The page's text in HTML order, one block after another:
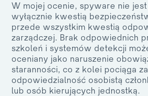
W mojej ocenie, spyware nie jest
wyłącznie kwestią
przede wszystkim kwestią
zarządczej. Brak odpowiednich
szkoleń i systemów detekcji
oceniany jako naruszenie
staranności, co z kolei pociąga
odpowiedzialność osobistą
lub osób kierujących jednostką.